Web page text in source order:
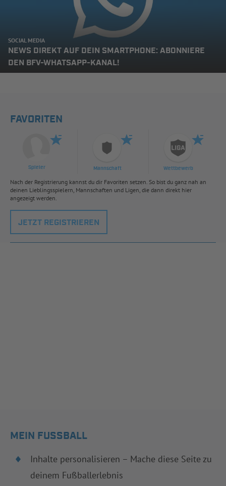
SOCIAL MEDIA
NEWS DIREKT AUF DEIN SMARTPHONE: ABONNIERE
DEN BFV-WHATSAPP-KANAL!
FAVORITEN
Spieler Mannschaft Wettbewerb
Nach der Registrierung kannst du dir Favoriten setzen. So bist du ganz nah an
deinen Lieblingsspielern, Mannschaften und Ligen, die dann direkt hier
angezeigt werden.
JETZT REGISTRIEREN
MEIN FUSSBALL
Inhalte personalisieren – Mache diese Seite zu
deinem Fußballerlebnis